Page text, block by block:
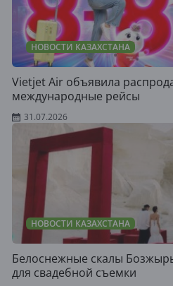
НОВОСТИ КАЗАХСТАНА
Vietjet Air объявила
международные рейсы
31.07.2026
НОВОСТИ КАЗАХСТАНА
Белоснежные скалы
для свадебной съемки